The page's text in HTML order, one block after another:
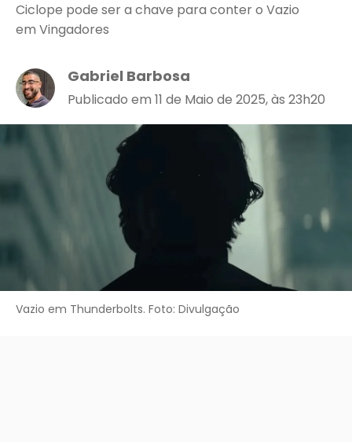
Ciclope pode ser a chave para conter o Vazio
em Vingadores
Gabriel Barbosa
Publicado em 11 de Maio de 2025, às 23h20
Vazio em Thunderbolts. Foto: Divulgação